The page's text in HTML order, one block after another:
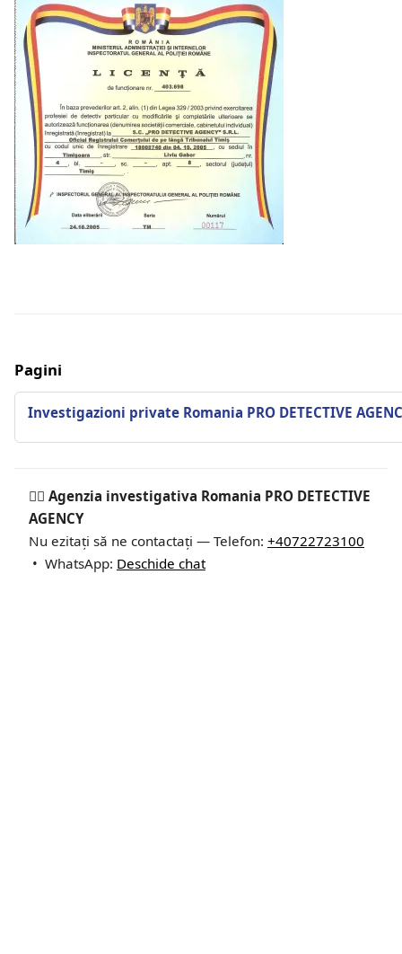
Pagini
Investigazioni private Romania PRO DETECTIVE
🕵️‍♂ Agenzia investigativa Romania PRO DETECTIVE
AGENCY
Nu ezitați să ne contactați — Telefon: +40722723100
• WhatsApp: Deschide chat